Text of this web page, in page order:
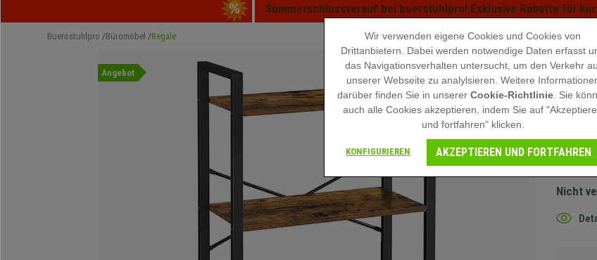
Sommerschlussverauf bei buerstuhlpro! Exklusive Rabatte für
Buerostuhlpro Büromöbel Regale
Angebot
Nicht auf
Nicht
Wir verwenden eigene Cookies und Cookies von
Drittanbietern. Dabei werden notwendige Daten erfasst
das Navigationsverhalten untersucht, um den Verkehr
unserer Webseite zu analylsieren. Weitere
darüber finden Sie in unserer Cookie-Richtlinie. Sie
auch alle Cookies akzeptieren, indem Sie auf
und fortfahren" klicken.
KONFIGURIEREN AKZEPTIEREN UND FORTFAHREN